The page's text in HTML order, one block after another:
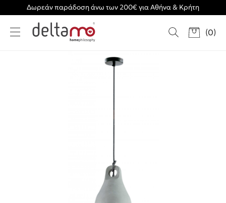
Δωρεάν παράδοση άνω των 200€ για Αθήνα & Κρήτη
(0)